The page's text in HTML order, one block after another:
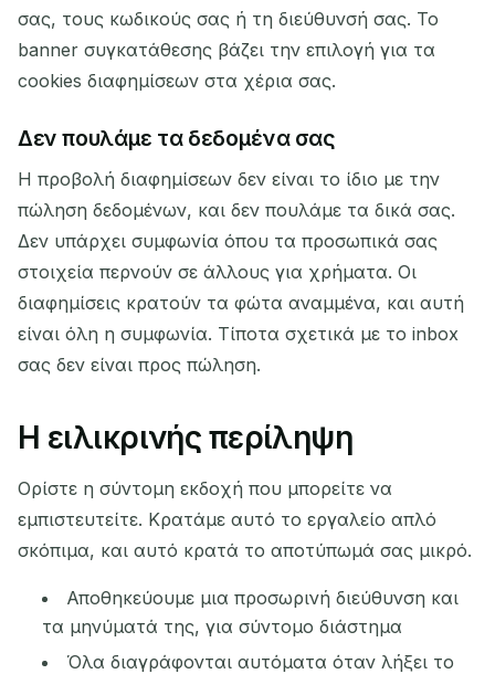
σας, τους κωδικούς σας ή τη διεύθυνσή σας. Το
banner συγκατάθεσης βάζει την επιλογή για τα
cookies διαφημίσεων στα χέρια σας.
Δεν πουλάμε τα δεδομένα σας
Η προβολή διαφημίσεων δεν είναι το ίδιο με την
πώληση δεδομένων, και δεν πουλάμε τα δικά σας.
Δεν υπάρχει συμφωνία όπου τα προσωπικά σας
στοιχεία περνούν σε άλλους για χρήματα. Οι
διαφημίσεις κρατούν τα φώτα αναμμένα, και αυτή
είναι όλη η συμφωνία. Τίποτα σχετικά με το inbox
σας δεν είναι προς πώληση.
Η ειλικρινής περίληψη
Ορίστε η σύντομη εκδοχή που μπορείτε να
εμπιστευτείτε. Κρατάμε αυτό το εργαλείο απλό
σκόπιμα, και αυτό κρατά το αποτύπωμά σας μικρό.
Αποθηκεύουμε μια προσωρινή διεύθυνση και
τα μηνύματά της, για σύντομο διάστημα
Όλα διαγράφονται αυτόματα όταν λήξει το